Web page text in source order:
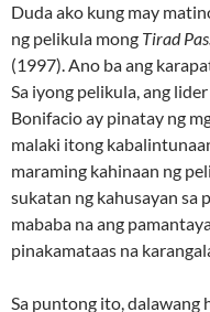
Duda ako kung may
ng pelikula mong Tirad
(1997). Ano ba ang
Sa iyong pelikula, ang
Bonifacio ay pinatay ng
malaki itong
maraming kahinaan ng
sukatan ng kahusayan sa
mababa na ang
pinakamataas na
Sa puntong ito, dalawang